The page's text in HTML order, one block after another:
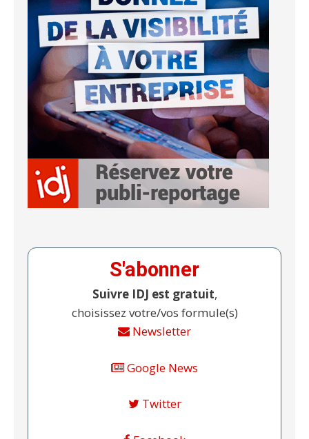
S'abonner
Suivre IDJ est gratuit,
choisissez votre/vos formule(s)
Newsletter
Google News
Twitter